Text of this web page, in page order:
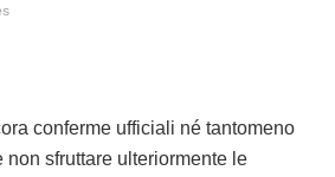
conferme ufficiali né tantomeno
sfruttare ulteriormente le